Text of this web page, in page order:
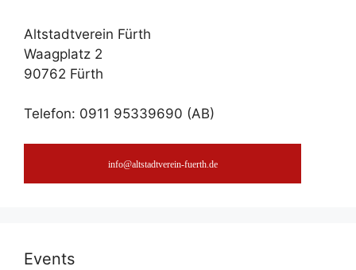
Altstadtverein Fürth
Waagplatz 2
90762 Fürth
Telefon: 0911 95339690 (AB)
info@altstadtverein-fuerth.de
Events